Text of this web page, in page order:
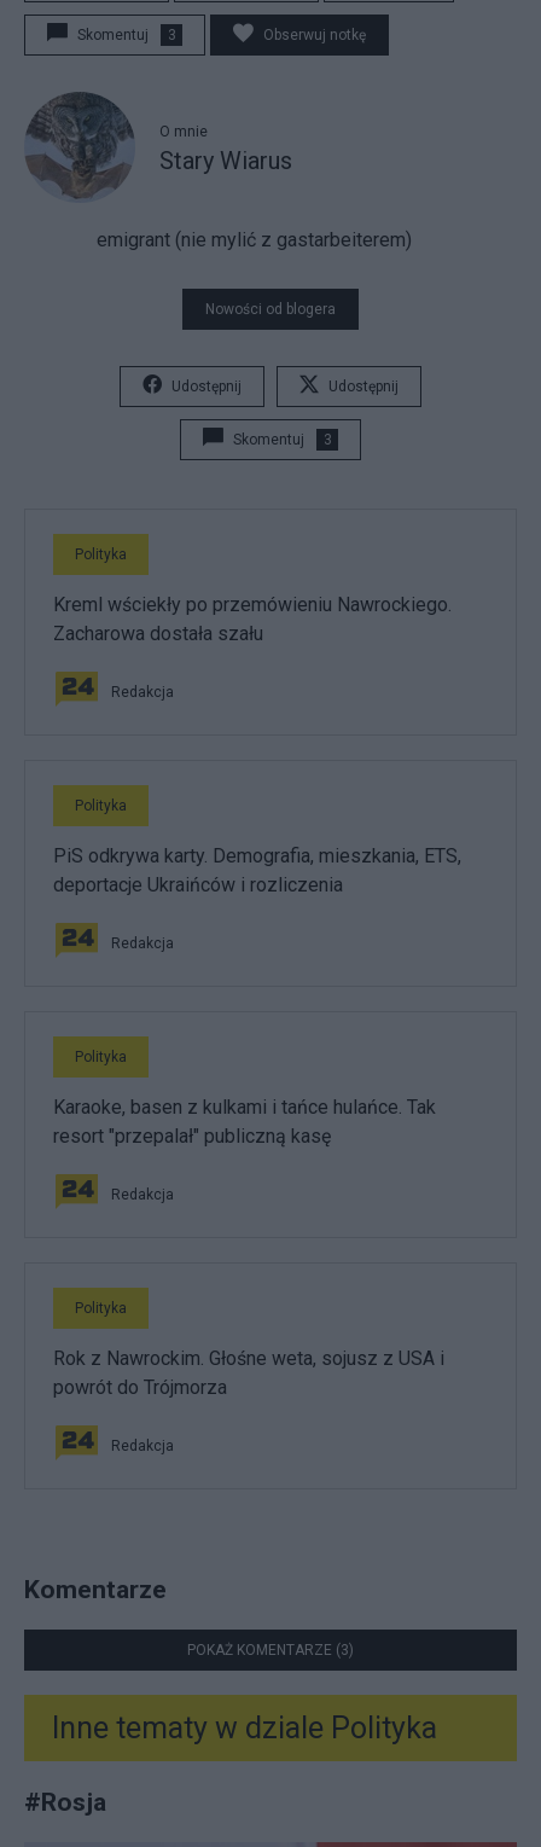
Skomentuj 3 Obserwuj notkę
O mnie
Stary Wiarus
emigrant (nie mylić z gastarbeiterem)
Nowości od blogera
Udostępnij Udostępnij
Skomentuj 3
Polityka
Kreml wściekły po przemówieniu Nawrockiego.
Zacharowa dostała szału
Redakcja
Polityka
PiS odkrywa karty. Demografia, mieszkania, ETS,
deportacje Ukraińców i rozliczenia
Redakcja
Polityka
Karaoke, basen z kulkami i tańce hulańce. Tak
resort "przepalał" publiczną kasę
Redakcja
Polityka
Rok z Nawrockim. Głośne weta, sojusz z USA i
powrót do Trójmorza
Redakcja
Komentarze
POKAŻ KOMENTARZE (3)
Inne tematy w dziale Polityka
#Rosja